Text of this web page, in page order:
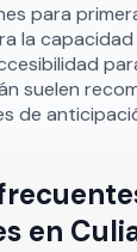
para
la
suelen
de
en